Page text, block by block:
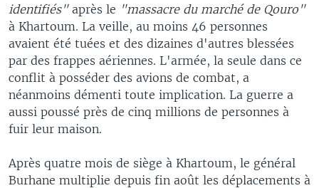
identifiés" après le "massacre du marché de Qouro"
à Khartoum. La veille, au moins 46 personnes
avaient été tuées et des dizaines d'autres blessées
par des frappes aériennes. L'armée, la seule dans ce
conflit à posséder des avions de combat, a
néanmoins démenti toute implication. La guerre a
aussi poussé près de cinq millions de personnes à
fuir leur maison.
Après quatre mois de siège à Khartoum, le général
Burhane multiplie depuis fin août les déplacements à